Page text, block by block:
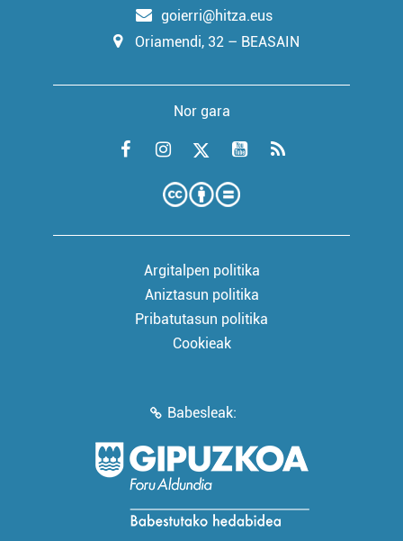
goierri@hitza.eus
Oriamendi, 32 – BEASAIN
Nor gara
Argitalpen politika
Aniztasun politika
Pribatutasun politika
Cookieak
Babesleak: